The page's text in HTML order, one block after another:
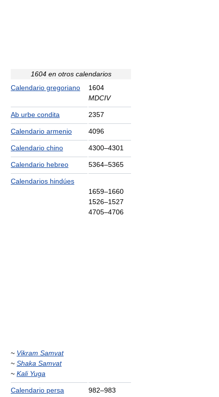
1604 en otros calendarios
Calendario gregoriano
1604
MDCIV
Ab urbe condita 2357
Calendario armenio 4096
Calendario chino 4300–4301
Calendario hebreo 5364–5365
Calendarios hindúes
~ Vikram Samvat
~ Shaka Samvat
~ Kali Yuga
1659–1660
1526–1527
4705–4706
Calendario persa 982–983